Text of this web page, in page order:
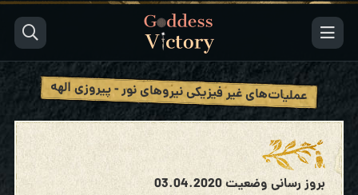
عملیات‌های غیر فیزیکی نیروهای نور - پیروزی الهه
بروز رسانی وضعیت 03.04.2020